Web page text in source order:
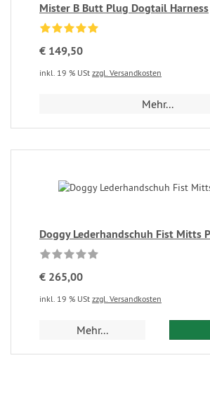
Mister B Butt Plug Dogtail Harness
€ 149,50
inkl. 19 % USt zzgl. Versandkosten
Mehr...
Doggy Lederhandschuh Fist Mitts
€ 265,00
inkl. 19 % USt zzgl. Versandkosten
Mehr...